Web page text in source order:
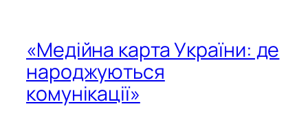
«Медійна карта України: де
народжуються
комунікації»